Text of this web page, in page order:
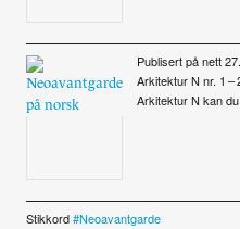
Publisert på nett
Arkitektur N nr. 1 –
Arkitektur N kan du
Stikkord Neoavantgarde